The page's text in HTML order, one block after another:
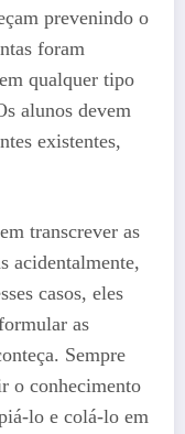
prevenindo o
foram
qualquer tipo
alunos devem
existentes,
transcrever as
acidentalmente,
casos, eles
as
Sempre
o conhecimento
lo e colá-lo em